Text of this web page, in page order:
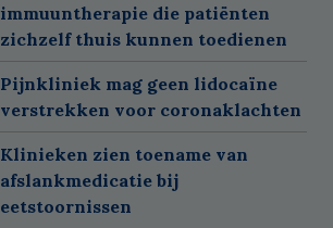
immuuntherapie die patiënten
zichzelf thuis kunnen toedienen
Pijnkliniek mag geen lidocaïne
verstrekken voor coronaklachten
Klinieken zien toename van
afslankmedicatie bij
eetstoornissen